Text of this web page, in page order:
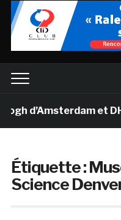
d’Amsterdam et DHL
Étiquette :
Science